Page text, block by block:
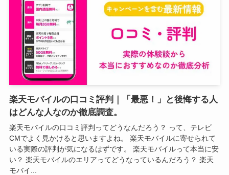
楽天モバイルの口コミ評判｜「最悪！」と後悔する人
はどんな人なのか徹底調査。
楽天モバイルの口コミ評判ってどうなんだろう？ って、テレビ
CMでよく見かけると思いますよね。 楽天モバイルに寄せられて
いる実際の評判が気になるはずです。 楽天モバイルって本当に安
い？ 楽天モバイルのエリアってどうなっているんだろう？ 楽天
モバイ...